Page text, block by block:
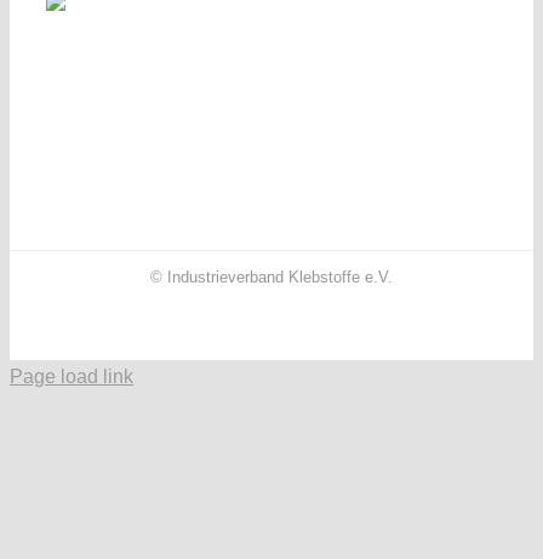
© Industrieverband Klebstoffe e.V.
Page load link